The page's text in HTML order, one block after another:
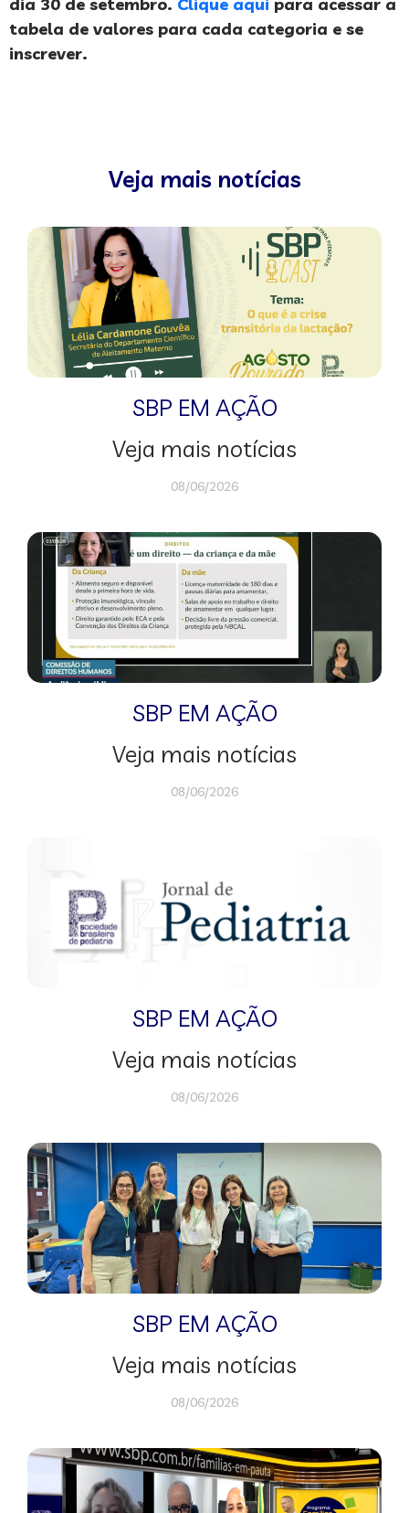
tabela de valores para cada categoria e se
inscrever.
Veja mais notícias
SBP EM AÇÃO
Veja mais notícias
08/06/2026
SBP EM AÇÃO
Veja mais notícias
08/06/2026
SBP EM AÇÃO
Veja mais notícias
08/06/2026
SBP EM AÇÃO
Veja mais notícias
08/06/2026